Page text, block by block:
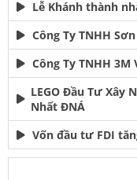
Lễ Khánh thành
Công Ty TNHH
Công Ty TNHH 3M
LEGO Đầu Tư Xây
Nhất ĐNÁ
Vốn đầu tư FDI